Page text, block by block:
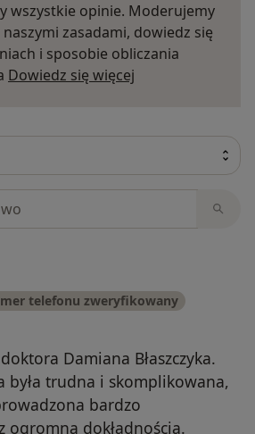
wszystkie opinie. Moderujemy
zasadami, dowiedz się
i sposobie obliczania
Dowiedz się więcej
telefonu zweryfikowany
Damiana Błaszczyka.
była trudna i skomplikowana,
bardzo
ogromną dokładnością.